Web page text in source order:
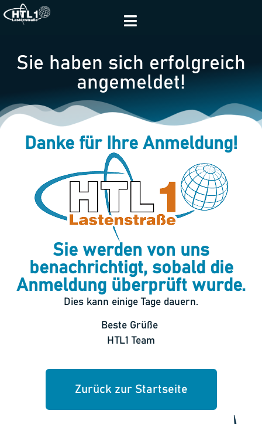
Sie haben sich erfolgreich
angemeldet!
Danke für Ihre Anmeldung!
Sie werden von uns
benachrichtigt, sobald die
Anmeldung überprüft wurde.
Dies kann einige Tage dauern.
Beste Grüße
HTL1 Team
Zurück zur Startseite